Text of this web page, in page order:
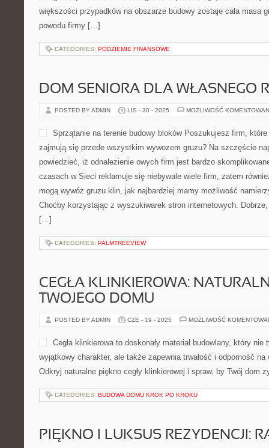
większości przypadków na obszarze budowy zostaje cała masa
powodu firmy […]
CATEGORIES: PODZIEMIE FINANSOWE
DOM SENIORA DLA WŁASNEGO
POSTED BY ADMIN LIS - 30 - 2025 MOŻLIWOŚĆ
Sprzątanie na terenie budowy bloków Poszukujesz firm,
zajmują się przede wszystkim wywozem gruzu? Na szczęście
powiedzieć, iż odnalezienie owych firm jest bardzo
czasach w Sieci reklamuje się niebywale wiele firm, zatem
mogą wywóz gruzu klin, jak najbardziej mamy możliwość
Choćby korzystając z wyszukiwarek stron internetowych.
[…]
CATEGORIES: PALMTREEVIEW
CEGŁA KLINKIEROWA:
TWOJEGO DOMU
POSTED BY ADMIN CZE - 19 - 2025 MOŻLIWOŚĆ
Cegła klinkierowa to doskonały materiał budowlany, który nie
wyjątkowy charakter, ale także zapewnia trwałość i odporność
Odkryj naturalne piękno cegły klinkierowej i spraw, by Twój dom
CATEGORIES: BUDOWA DOMU KROK PO KROKU
PIĘKNO I LUKSUS REZYDENCJI: